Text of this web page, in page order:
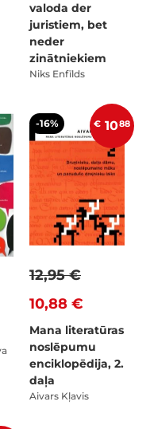
valoda der
juristiem, bet
neder
zinātniekiem
Niks Enfīlds
-16% € 1088
10,88 €
12,95 €
Mana literatūras
noslēpumu
enciklopēdija, 2.
daļa
Aivars Kļavis